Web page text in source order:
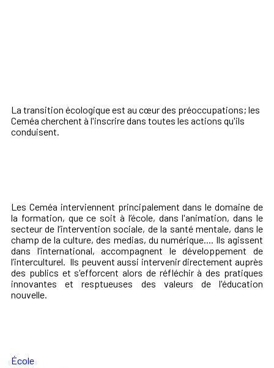
La transition écologique est au cœur des préoccupations; les
Ceméa cherchent à l'inscrire dans toutes les actions qu'ils
conduisent.
Les Ceméa interviennent principalement dans le domaine de
la formation, que ce soit à l’école, dans l'animation, dans le
secteur de l’intervention sociale, de la santé mentale, dans le
champ de la culture, des medias, du numérique.... Ils agissent
dans l’international, accompagnent le développement de
l’interculturel. Ils peuvent aussi intervenir directement auprès
des publics et s'efforcent alors de réfléchir à des pratiques
innovantes et resptueuses des valeurs de l'éducation
nouvelle.
École